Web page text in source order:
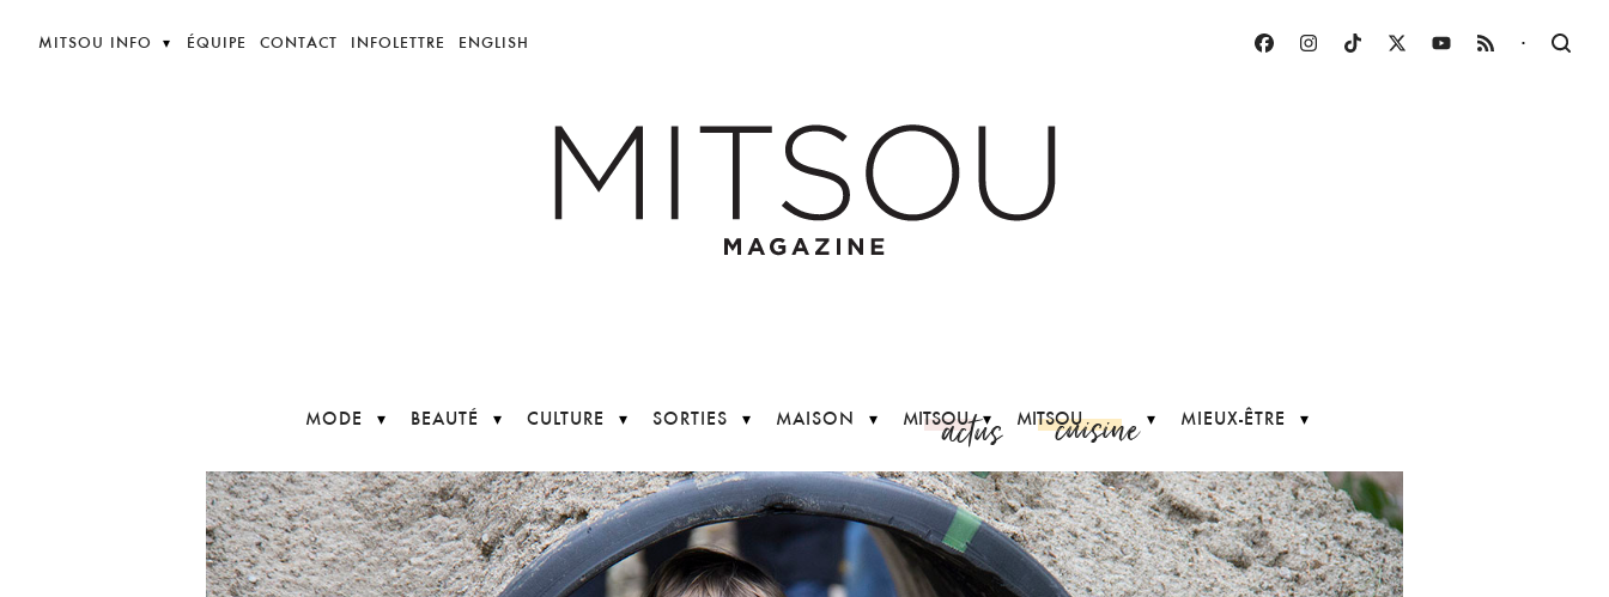
MITSOU INFO ÉQUIPE CONTACT INFOLETTRE ENGLISH ·
MODE BEAUTÉ CULTURE SORTIES MAISON MITSOUactus MITSOUcuisine MIEUX-ÊTRE